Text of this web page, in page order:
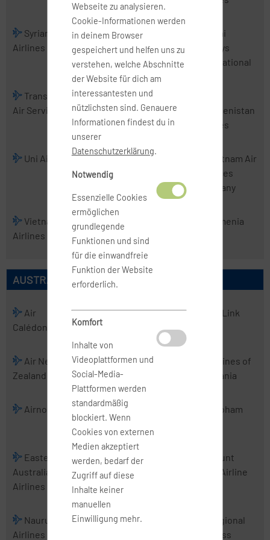
Syrian Arab
Airlines
Tajik Air
AirAsia
Thai
Airways
International
TransNusa
Air Services
Tri-MG Intra
Asia Airlines
Trigana Air
Service
Turkmenistan
Airlines
Uni Air
Uzbekistan
Airways
VietJet Air
Vietnam Air
Services
Company
Vietnam
Airlines
Wings
Abadi Airlines
Yemenia
AUSTRALISCHE AIRLINES
Air
Calédonie
Air
Chathams
Air Kiribati Air Link
Air New
Zealand
Air Vanuatu Aircalin
Airlines of
Tasmania
Airnorth Airwork Cobham
Eastern
Australia
Airlines
Fiji Airways
Mount
Cook Airline
Nauru
Airlines
PNG Air
Regional
Express
Webseite zu analysieren.
Cookie-Informationen werden
in deinem Browser
gespeichert und helfen uns zu
verstehen, welche Abschnitte
der Website für dich am
interessantesten und
nützlichsten sind. Genauere
Informationen findest du in
unserer
Datenschutzerklärung.
Notwendig
Essenzielle Cookies
ermöglichen
grundlegende
Funktionen und sind
für die einwandfreie
Funktion der Website
erforderlich.
Komfort
Inhalte von
Videoplattformen und
Social-Media-
Plattformen werden
standardmäßig
blockiert. Wenn
Cookies von externen
Medien akzeptiert
werden, bedarf der
Zugriff auf diese
Inhalte keiner
manuellen
Einwilligung mehr.